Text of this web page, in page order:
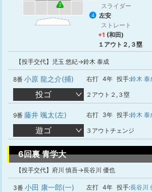
2
スライダー
4
左安
ストレート
+1 (和田)
１アウト２,３塁
【投手交代】児玉 悠紀→鈴木 泰成
8番 小原 龍之介(捕) 右打 4年 投手:鈴木 泰
投ゴ ２アウト２,３塁
9番 藤井 颯太(左) 右打 3年 投手:鈴木 泰
遊ゴ ３アウトチェンジ
6回裏 青学大
【投手交代】府川 慎吾→長谷川 優也
3番 小田 康一郎(一) 左打 4年 投手:長谷川